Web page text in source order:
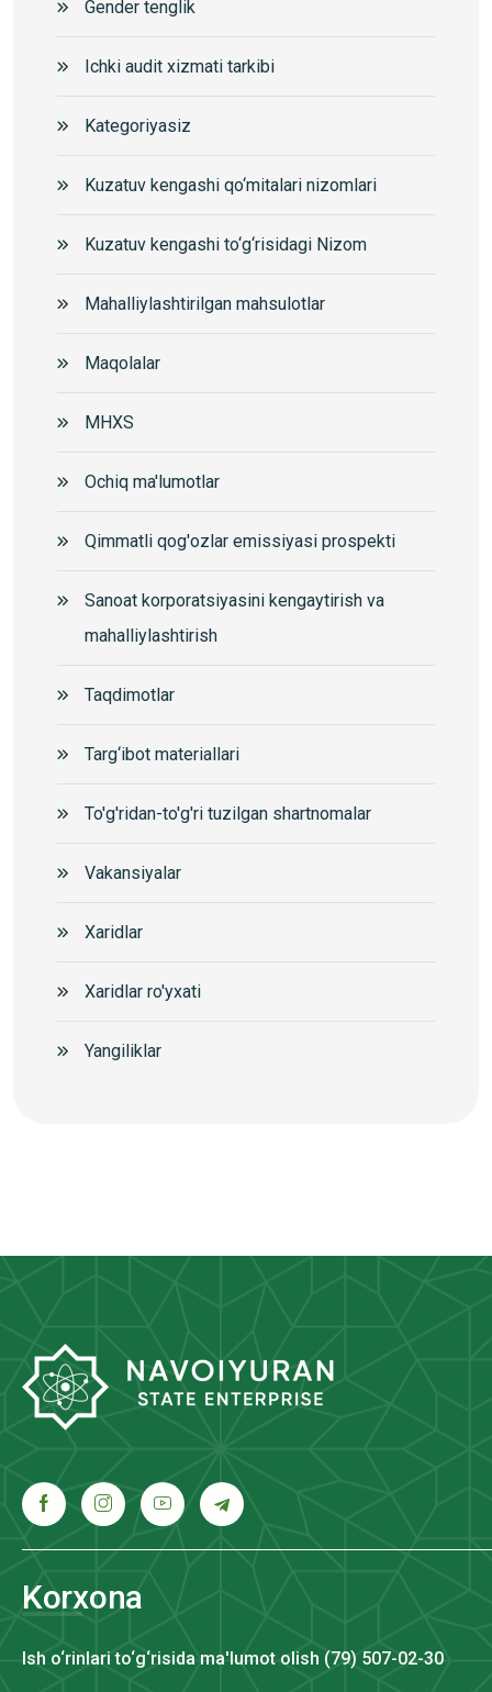
Gender tenglik
Ichki audit xizmati tarkibi
Kategoriyasiz
Kuzatuv kengashi qo‘mitalari nizomlari
Kuzatuv kengashi to‘g‘risidagi Nizom
Mahalliylashtirilgan mahsulotlar
Maqolalar
MHXS
Ochiq ma'lumotlar
Qimmatli qog'ozlar emissiyasi prospekti
Sanoat korporatsiyasini kengaytirish va
mahalliylashtirish
Taqdimotlar
Targ‘ibot materiallari
To'g'ridan-to'g'ri tuzilgan shartnomalar
Vakansiyalar
Xaridlar
Xaridlar ro'yxati
Yangiliklar
Korxona
Ish o‘rinlari to‘g‘risida ma'lumot olish (79) 507-02-30